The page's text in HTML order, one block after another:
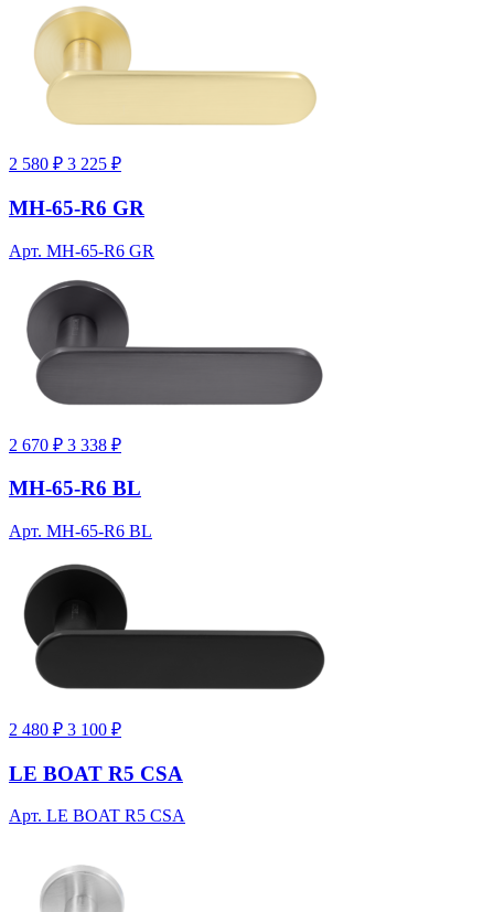
2 580 ₽ 3 225 ₽
MH-65-R6 GR
Арт. MH-65-R6 GR
2 670 ₽ 3 338 ₽
MH-65-R6 BL
Арт. MH-65-R6 BL
2 480 ₽ 3 100 ₽
LE BOAT R5 CSA
Арт. LE BOAT R5 CSA